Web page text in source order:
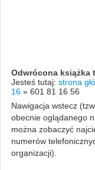
Odwrócona książka
Jesteś tutaj: strona
16 » 601 81 16 56
Nawigacja wstecz
obecnie oglądanego
można zobaczyć
numerów
organizacji).